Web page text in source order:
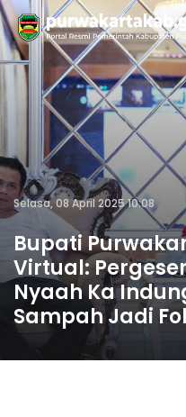
Selasa, 08 April 2025 10:08
Bupati
Virtual:
Nyaah Ka
Sampah Jadi